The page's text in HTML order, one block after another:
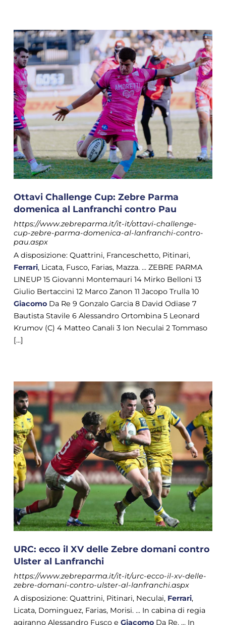
Ottavi Challenge Cup: Zebre Parma
domenica al Lanfranchi contro Pau
https://www.zebreparma.it/it-it/ottavi-challenge-
cup-zebre-parma-domenica-al-lanfranchi-contro-
pau.aspx
A disposizione: Quattrini, Franceschetto, Pitinari,
Ferrari, Licata, Fusco, Farias, Mazza. ... ZEBRE PARMA
LINEUP 15 Giovanni Montemauri 14 Mirko Belloni 13
Giulio Bertaccini 12 Marco Zanon 11 Jacopo Trulla 10
GiacomoDa Re 9 Gonzalo Garcia 8 David Odiase 7
Bautista Stavile 6 Alessandro Ortombina 5 Leonard
Krumov (C) 4 Matteo Canali 3 Ion Neculai 2 Tommaso
[...]
URC: ecco il XV delle Zebre domani contro
Ulster al Lanfranchi
https://www.zebreparma.it/it-it/urc-ecco-il-xv-delle-
zebre-domani-contro-ulster-al-lanfranchi.aspx
A disposizione: Quattrini, Pitinari, Neculai, Ferrari,
Licata, Dominguez, Farias, Morisi. ... In cabina di regia
agiranno Alessandro Fusco e GiacomoDa Re. ... In